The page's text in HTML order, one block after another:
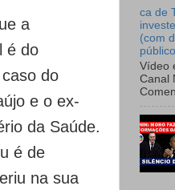
a
é do
do
e o ex-
da Saúde.
é de
na sua
ca de
(com
Vídeo
Canal